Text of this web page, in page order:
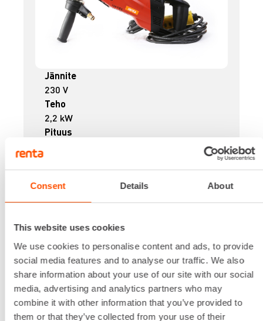
Consent Details About
This website uses cookies
We use cookies to personalise content and ads, to provide
social media features and to analyse our traffic. We also
share information about your use of our site with our social
media, advertising and analytics partners who may
combine it with other information that you’ve provided to
them or that they’ve collected from your use of their
Jännite
230 V
Teho
2,2 kW
Pituus
129 mm
Korkeus
159 mm
Ensimmäinen pv
Seuraavat pv ? 71,66 €/ pv
Kuukausi 1.146,60 €/ kk
VUOKRAA